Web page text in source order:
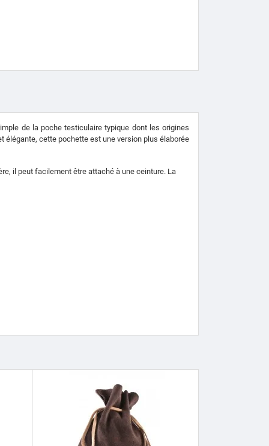
de la poche testiculaire typique dont les origines
élégante, cette pochette est une version plus élaborée
il peut facilement être attaché à une ceinture. La